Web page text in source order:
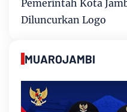
Pemerintah Kota
Diluncurkan Logo
MUAROJAMBI